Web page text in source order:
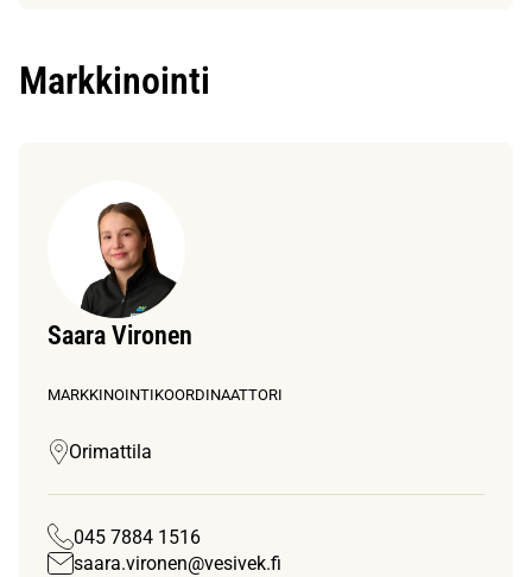
Markkinointi
Saara Vironen
MARKKINOINTIKOORDINAATTORI
Orimattila
045 7884 1516
saara.vironen@vesivek.fi